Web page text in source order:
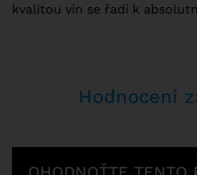
kvalitou vín se řadí k
Hodnocení